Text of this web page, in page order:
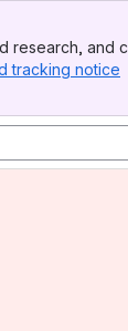
research, and
tracking notice